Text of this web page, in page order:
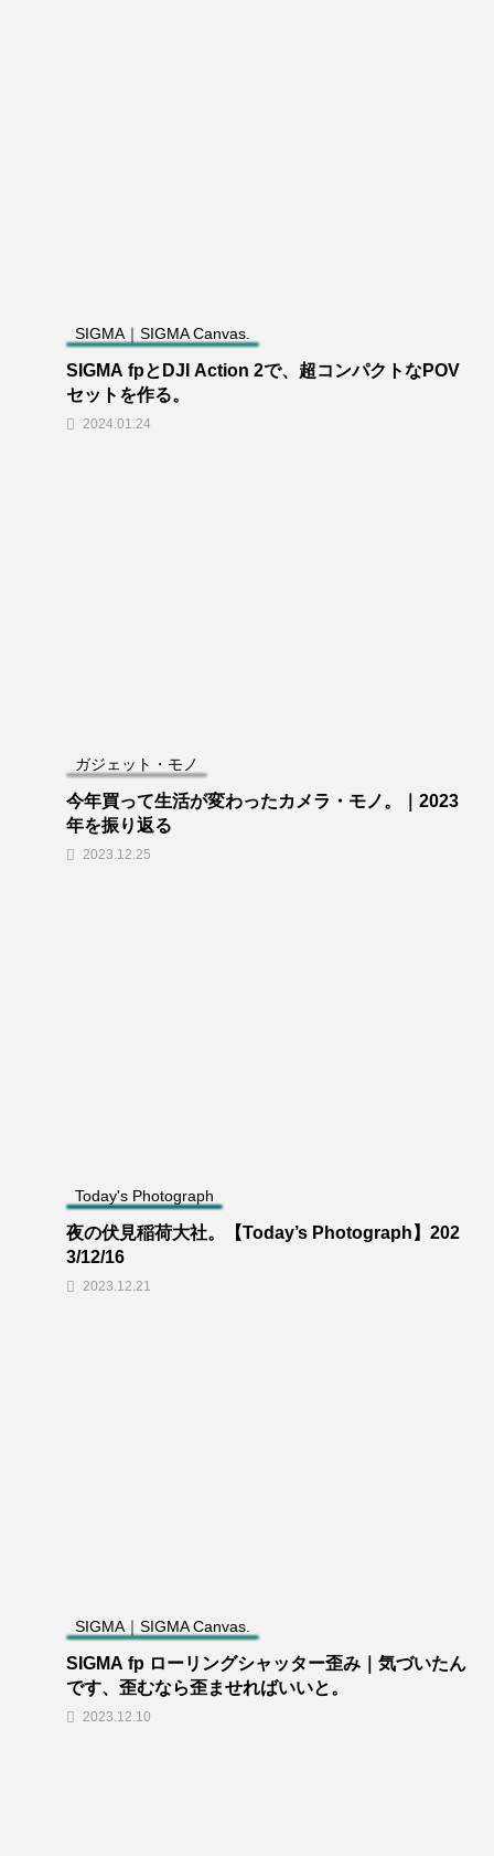
SIGMA｜SIGMA Canvas.
SIGMA fpとDJI Action 2で、超コンパクトなPOV
セットを作る。
2024.01.24
ガジェット・モノ
今年買って生活が変わったカメラ・モノ。｜2023
年を振り返る
2023.12.25
Today's Photograph
夜の伏見稲荷大社。【Today’s Photograph】202
3/12/16
2023.12.21
SIGMA｜SIGMA Canvas.
SIGMA fp ローリングシャッター歪み｜気づいたん
です、歪むなら歪ませればいいと。
2023.12.10